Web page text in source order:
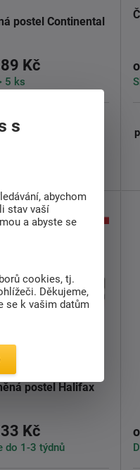
postel Continental
Kč
5 ks
opravdovou
postel Continental
postel Halifax
Kč
do 1-3 týdnů
s
abychom
stav vaší
a abyste se
cookies, tj.
Děkujeme,
se k vašim datům